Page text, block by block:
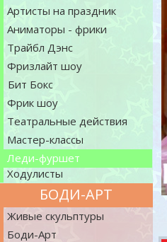
БОДИ-АРТ
Артисты на праздник
Трайбл Дэнс
Аниматоры - фрики
Фризлайт шоу
Бит Бокс
Фрик шоу
Театральные действия
Мастер-классы
Леди-фуршет
Ходулисты
Живые скульптуры
Боди-Арт